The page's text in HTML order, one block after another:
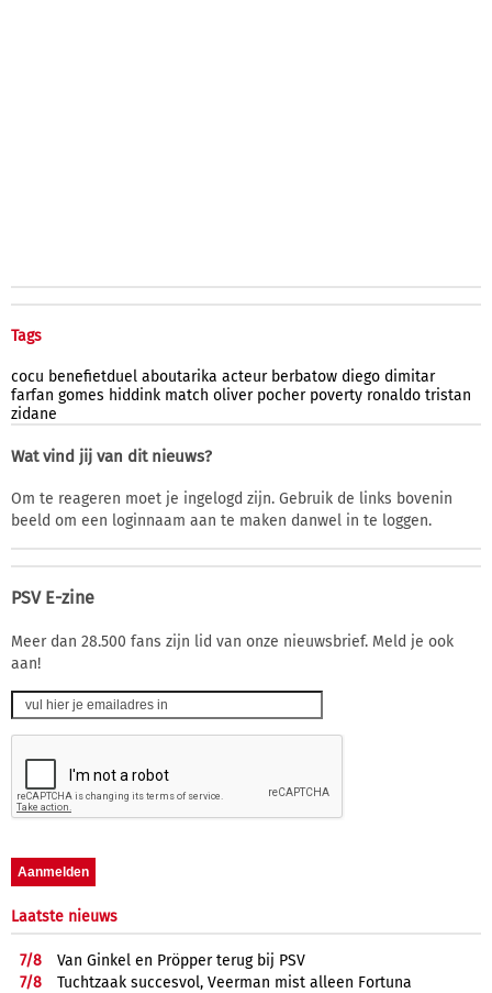
Tags
cocu benefietduel aboutarika acteur berbatow diego dimitar
farfan gomes hiddink match oliver pocher poverty ronaldo tristan
zidane
Wat vind jij van dit nieuws?
Om te reageren moet je ingelogd zijn. Gebruik de links bovenin
beeld om een loginnaam aan te maken danwel in te loggen.
PSV E-zine
Meer dan 28.500 fans zijn lid van onze nieuwsbrief. Meld je ook
aan!
Laatste nieuws
7/8
Van Ginkel en Pröpper terug bij PSV
7/8
Tuchtzaak succesvol, Veerman mist alleen Fortuna